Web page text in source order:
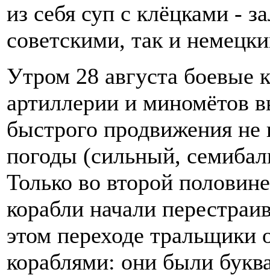
из себя суп с клёцками -
советскими, так и
Утром 28 августа боевые
артиллерии и миномётов
быстрого продвижения
погоды (сильный,
Только во второй
корабли начали
этом переходе
кораблями: они были